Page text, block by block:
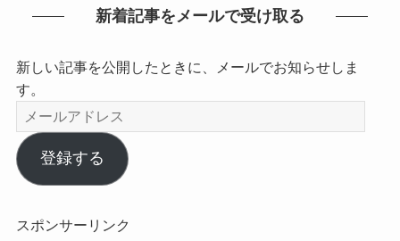
新着記事をメールで受け取る
新しい記事を公開したときに、メールでお知らせしま
す。
メ
ー
ル
ア
レ
登録する
スポンサーリンク